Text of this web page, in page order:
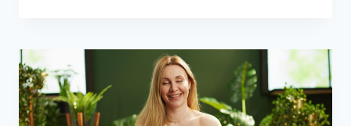
:
QUELLES
NOUVELLES
CELA
APPORTE